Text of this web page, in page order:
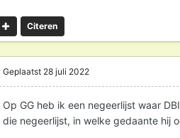
Citeren
Geplaatst 28 juli 2022
Op GG heb ik een negeerlijst waar
die negeerlijst, in welke gedaante hij